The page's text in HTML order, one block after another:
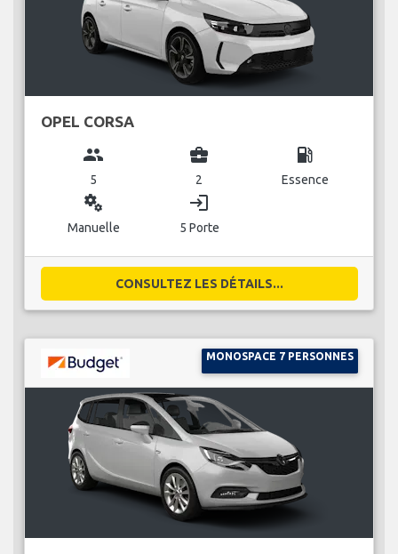
OPEL CORSA
group
5
business_center
2
local_gas_station
Essence
miscellaneous_services
Manuelle
login
5 Porte
CONSULTEZ LES DÉTAILS...
MONOSPACE 7 PERSONNES